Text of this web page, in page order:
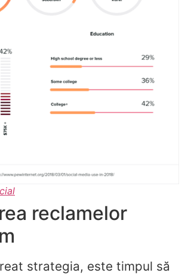
reclamelor
strategia, este timpul să